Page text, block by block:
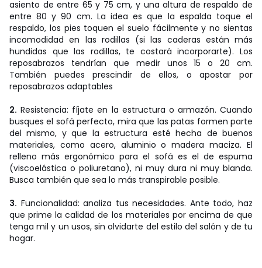
asiento de entre 65 y 75 cm, y una altura de respaldo de
entre 80 y 90 cm. La idea es que la espalda toque el
respaldo, los pies toquen el suelo fácilmente y no sientas
incomodidad en las rodillas (si las caderas están más
hundidas que las rodillas, te costará incorporarte). Los
reposabrazos tendrían que medir unos 15 o 20 cm.
También puedes prescindir de ellos, o apostar por
reposabrazos adaptables
2. Resistencia: fíjate en la estructura o armazón. Cuando
busques el sofá perfecto, mira que las patas formen parte
del mismo, y que la estructura esté hecha de buenos
materiales, como acero, aluminio o madera maciza. El
relleno más ergonómico para el sofá es el de espuma
(viscoelástica o poliuretano), ni muy dura ni muy blanda.
Busca también que sea lo más transpirable posible.
3. Funcionalidad: analiza tus necesidades. Ante todo, haz
que prime la calidad de los materiales por encima de que
tenga mil y un usos, sin olvidarte del estilo del salón y de tu
hogar.